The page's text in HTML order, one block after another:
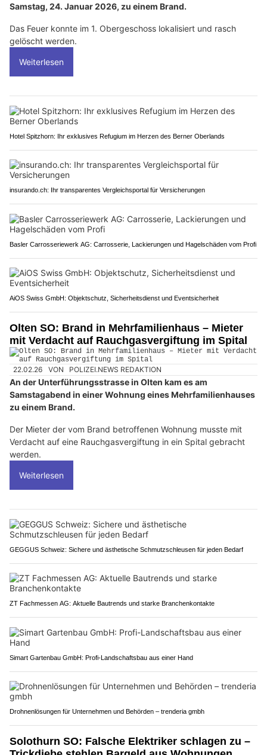
Samstag, 24. Januar 2026, zu einem Brand.
Das Feuer konnte im 1. Obergeschoss lokalisiert und rasch
gelöscht werden.
Weiterlesen
Hotel Spitzhorn: Ihr exklusives Refugium im Herzen des Berner Oberlands
insurando.ch: Ihr transparentes Vergleichsportal für Versicherungen
Basler Carrosseriewerk AG: Carrosserie, Lackierungen und Hagelschäden vom Profi
AiOS Swiss GmbH: Objektschutz, Sicherheitsdienst und Eventsicherheit
Olten SO: Brand in Mehrfamilienhaus – Mieter
mit Verdacht auf Rauchgasvergiftung im Spital
22.02.26 VON POLIZEI.NEWS REDAKTION
An der Unterführungsstrasse in Olten kam es am
Samstagabend in einer Wohnung eines Mehrfamilienhauses
zu einem Brand.
Der Mieter der vom Brand betroffenen Wohnung musste mit
Verdacht auf eine Rauchgasvergiftung in ein Spital gebracht
werden.
Weiterlesen
GEGGUS Schweiz: Sichere und ästhetische Schmutzschleusen für jeden Bedarf
ZT Fachmessen AG: Aktuelle Bautrends und starke Branchenkontakte
Simart Gartenbau GmbH: Profi-Landschaftsbau aus einer Hand
Drohnenlösungen für Unternehmen und Behörden – trenderia gmbh
Solothurn SO: Falsche Elektriker schlagen zu –